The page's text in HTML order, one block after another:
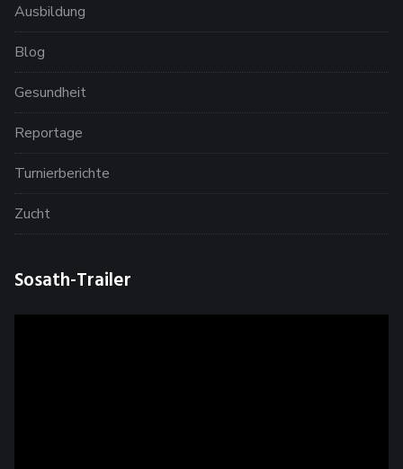
Ausbildung
Blog
Gesundheit
Reportage
Turnierberichte
Zucht
Sosath-Trailer